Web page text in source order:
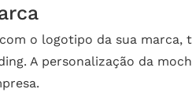
o logotipo da sua
A personalização da